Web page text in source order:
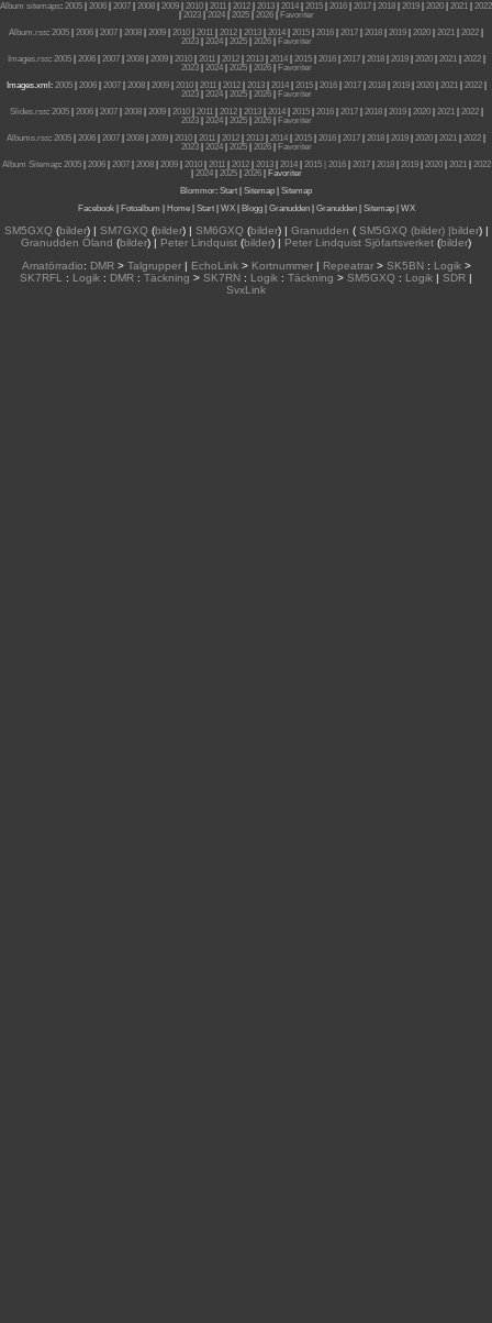
Album sitemaps: 2005 2006 2007 2008 2009 2010 2011 2012 2013 2014 2015 2016 2017 2018 2019 2020 2021
2022
2023| 2024| 2025| 2026|
Favoriter
Album.rss: 2005 2006 2007 2008 2009 2010 2011 2012 2013 2014 2015 2016 2017 2018 2019 2020 2021 2022
2023| 2024| 2025| 2026|
Favoriter
Images.rss: 2005| 2006| 2007| 2008| 2009| 2010| 2011| 2012| 2013| 2014| 2015| 2016| 2017| 2018| 2019| 2020| 2021| 2022|
2023| 2024| 2025| 2026|
Favoriter
Images.xml: 2005| 2006| 2007| 2008| 2009| 2010| 2011| 2012| 2013| 2014| 2015| 2016| 2017| 2018| 2019| 2020| 2021| 2022|
2023| 2024| 2025| 2026|
Favoriter
Slides.rss: 2005| 2006| 2007| 2008| 2009| 2010| 2011| 2012| 2013| 2014| 2015| 2016| 2017| 2018| 2019| 2020| 2021| 2022|
2023| 2024| 2025| 2026|
Favoriter
Albums.rss: 2005 2006 2007 2008 2009 2010 2011 2012 2013 2014 2015 2016 2017 2018 2019 2020 2021 2022
2023| 2024| 2025| 2026|
Favoriter
Album Sitemap: 2005| 2006| 2007| 2008| 2009| 2010| 2011| 2012| 2013| 2014| 2015 | 2016| 2017| 2018| 2019| 2020| 2021| 2022
2024| 2025| 2026|
Favoriter
Blommor: Start Sitemap
Sitemap
Facebook| Fotoalbum Home| Start| WX| Blogg| Granudden| Granudden| Sitemap| WX
SM5GXQ(bilder) | SM7GXQ(bilder) | SM6GXQ(bilder) | Granudden (SM5GXQ (bilder) |bilder) |
Granudden Öland (bilder) | Peter Lindquist (bilder) | Peter Lindquist Sjöfartsverket (bilder)
Amatörradio: DMR> Talgrupper| EchoLink> Kortnummer| Repeatrar> SK5BN: Logik>
SK7RFL
: Logik : DMR : Täckning > SK7RN : Logik : Täckning > SM5GXQ : Logik | SDR |
SvxLink